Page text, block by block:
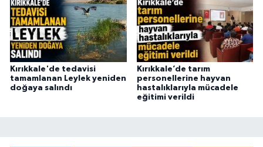
Kırıkkale'de tedavisi
tamamlanan Leylek yeniden
doğaya salındı
Kırıkkale’de tarım
personellerine hayvan
hastalıklarıyla mücadele
eğitimi verildi